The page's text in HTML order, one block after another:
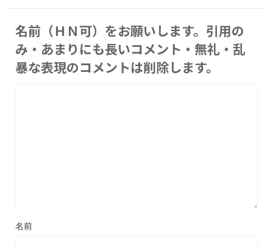
名前（ＨＮ可）をお願いします。引用の
み・あまりにも長いコメント・無礼・乱
暴な表現のコメントは削除します。
名前